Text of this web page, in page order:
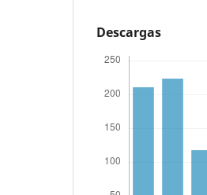
Descargas